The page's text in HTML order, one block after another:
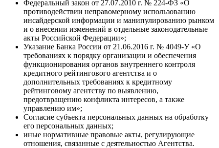
Федеральный закон от 27.07.2010 г. № 224-ФЗ «О
противодействии неправомерному использованию
инсайдерской информации и манипулированию рынком
и о внесении изменений в отдельные законодательные
акты Российской Федерации»;
Указание Банка России от 21.06.2016 г. № 4049-У «О
требованиях к порядку организации и обеспечения
функционирования органов внутреннего контроля
кредитного рейтингового агентства и о
дополнительных требованиях к кредитному
рейтинговому агентству по выявлению,
предотвращению конфликта интересов, а также
управлению им»;
Согласие субъекта персональных данных на обработку
его персональных данных;
иные нормативные правовые акты, регулирующие
отношения, связанные с деятельностью Агентства.